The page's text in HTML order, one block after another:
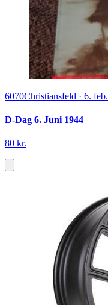
6070Christiansfeld · 6. feb.
D-Dag 6. Juni 1944
80 kr.